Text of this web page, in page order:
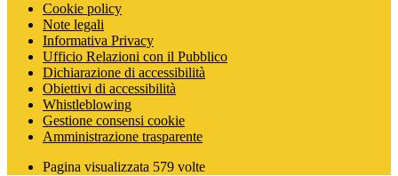
Cookie policy
Note legali
Informativa Privacy
Ufficio Relazioni con il Pubblico
Dichiarazione di accessibilità
Obiettivi di accessibilità
Whistleblowing
Gestione consensi cookie
Amministrazione trasparente
Pagina visualizzata 579 volte